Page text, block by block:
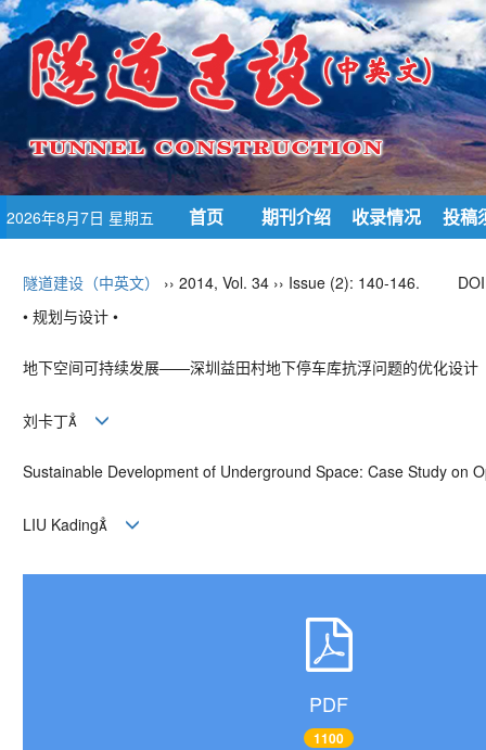
2026年8月7日 星期五 首页 期刊介绍 收录情况 投稿
隧道建设（中英文） ›› 2014, Vol. 34 ›› Issue (2): 140-146.
• 规划与设计 •
地下空间可持续发展——深圳益田村地下停车库抗浮问题的优化设计
刘卡丁
Sustainable Development of Underground Space: Case Study on
LIU Kading
PDF
1100